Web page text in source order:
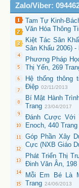
Zalo/Viber:
Tam Tự Kinh-
Văn Hóa Thông
Kiệt Tác Sân
Sân Khấu 2006) -
Phương Pháp
Thị Yến, 269
Hệ thống thông
Điệp 02/11/2013
Bí Mật Hành
Trang 23/04/2017
Đánh Cược Với
Enoch, 440 Trang
Góp Phần Xây
Cực (NXB Giáo
Phát Triển Thị
Đinh Văn Ân, 198
Mỗi Em Bé Là
Trang 24/06/2013